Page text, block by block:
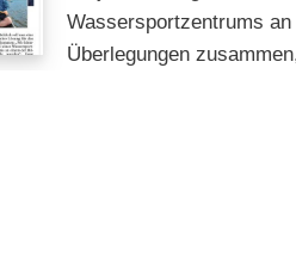
Wassersportzentrums
Überlegungen